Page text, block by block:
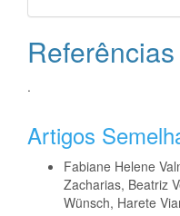
Referências
.
Artigos
Fabiane Helene
Zacharias, Beatriz
Wünsch, Harete